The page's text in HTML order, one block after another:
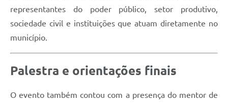
representantes do poder público, setor produtivo,
sociedade civil e instituições que atuam diretamente no
município.
Palestra e orientações finais
O evento também contou com a presença do mentor de